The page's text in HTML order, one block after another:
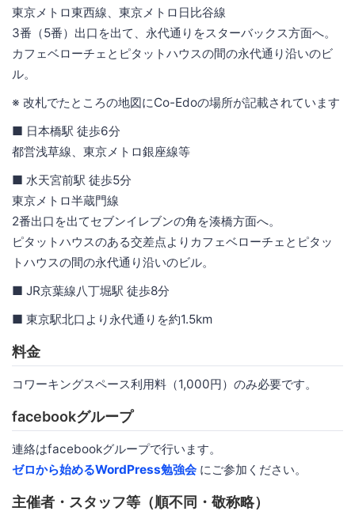
東京メトロ東西線、東京メトロ日比谷線
3番（5番）出口を出て、永代通りをスターバックス方面へ。
カフェベローチェとピタットハウスの間の永代通り沿いのビ
ル。
※ 改札でたところの地図にCo-Edoの場所が記載されています
■ 日本橋駅 徒歩6分
都営浅草線、東京メトロ銀座線等
■ 水天宮前駅 徒歩5分
東京メトロ半蔵門線
2番出口を出てセブンイレブンの角を湊橋方面へ。
ピタットハウスのある交差点よりカフェベローチェとピタッ
トハウスの間の永代通り沿いのビル。
■ JR京葉線八丁堀駅 徒歩8分
■ 東京駅北口より永代通りを約1.5km
料金
コワーキングスペース利用料（1,000円）のみ必要です。
facebookグループ
連絡はfacebookグループで行います。
ゼロから始めるWordPress勉強会 にご参加ください。
主催者・スタッフ等（順不同・敬称略）